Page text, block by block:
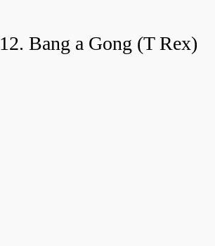
12. Bang a Gong (T Rex)